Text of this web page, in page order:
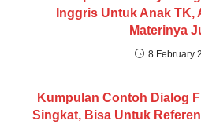
Inggris Untuk Anak TK,
Materinya
8 February
Kumpulan Contoh Dialog
Singkat, Bisa Untuk